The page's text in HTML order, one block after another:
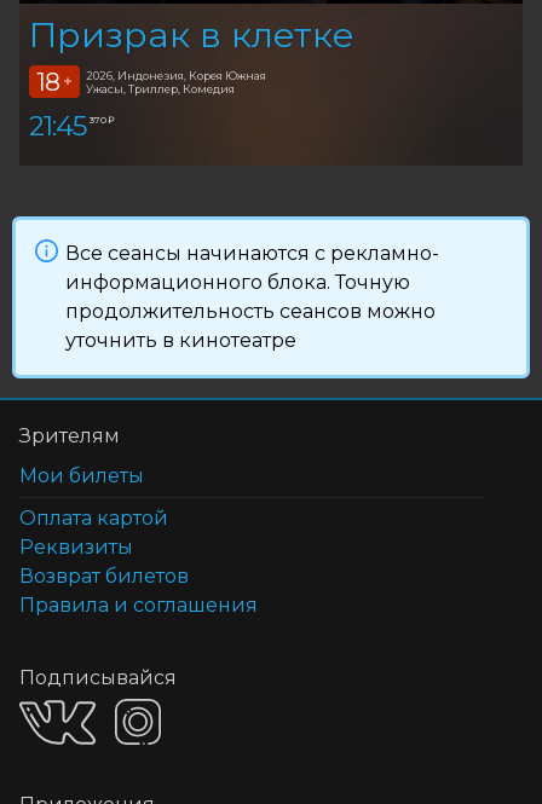
Призрак в клетке
18 +
2026, Индонезия, Корея Южная
Ужасы, Триллер, Комедия
21:45 370 ₽
Все сеансы начинаются с рекламно-
информационного блока. Точную
продолжительность сеансов можно
уточнить в кинотеатре
Зрителям
Мои билеты
Оплата картой
Реквизиты
Возврат билетов
Правила и соглашения
Подписывайся